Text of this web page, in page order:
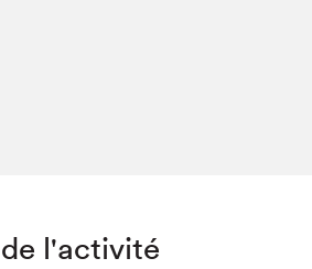
l'activité